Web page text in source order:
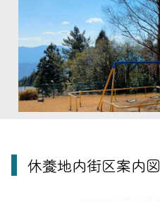
休養地内街区案内図